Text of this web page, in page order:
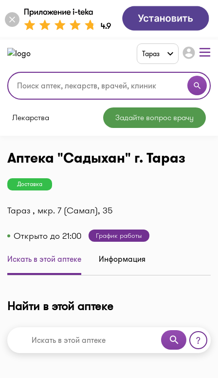
search
Тараз account_circle
Лекарства Задайте вопрос врачу
Аптека "Садыхан" г. Тараз
Доставка
Тараз , мкр. 7 (Самал), 35
Открыто до 21:00
График работы
Искать в этой аптеке Информация
Найти в этой аптеке
search ?